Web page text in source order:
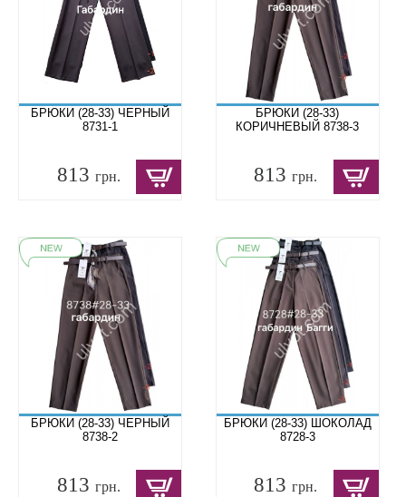
БРЮКИ (28-33) ЧЕРНЫЙ
8731-1
813 грн.
БРЮКИ (28-33)
КОРИЧНЕВЫЙ 8738-3
813грн.
БРЮКИ (28-33) ЧЕРНЫЙ
8738-2
813 грн.
БРЮКИ (28-33) ШОКОЛАД
8728-3
813грн.